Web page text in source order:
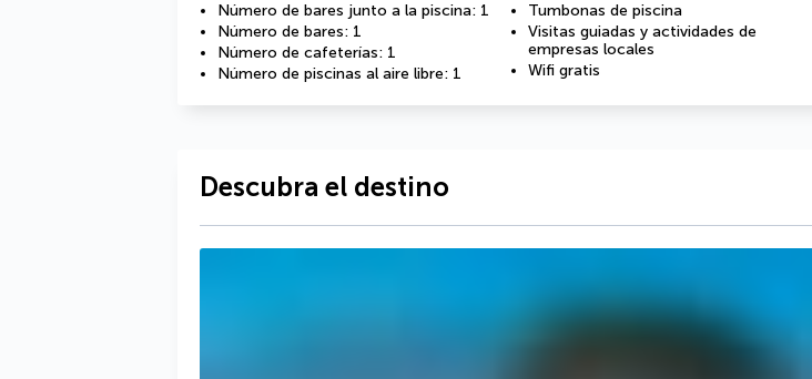
Número de bares junto a la piscina: 1
Número de bares: 1
Número de cafeterías: 1
Número de piscinas al aire libre: 1
Tumbonas de piscina
Visitas guiadas y actividades de
empresas locales
Wifi gratis
Descubra el destino